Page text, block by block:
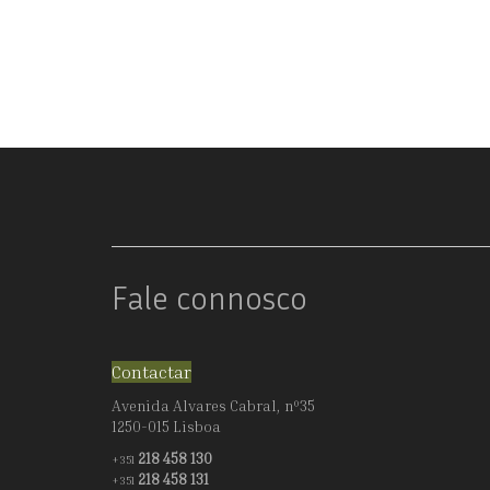
Fale connosco
Contactar
Avenida Alvares Cabral, nº35
1250-015 Lisboa
+351 218 458 130
+351 218 458 131